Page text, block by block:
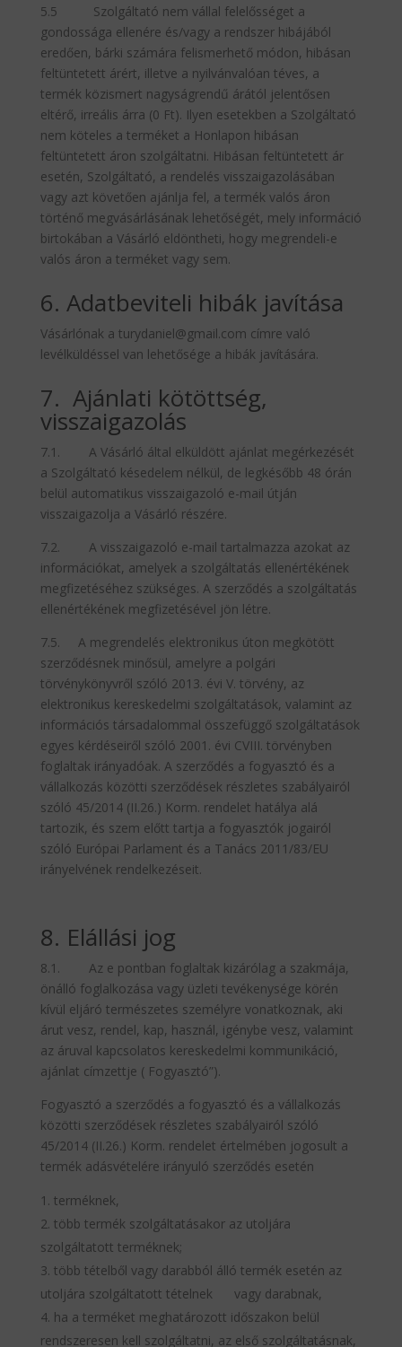
5.5 Szolgáltató nem vállal felelősséget a
gondossága ellenére és/vagy a rendszer hibájából
eredően, bárki számára felismerhető módon, hibásan
feltüntetett árért, illetve a nyilvánvalóan téves, a
termék közismert nagyságrendű árától jelentősen
eltérő, irreális árra (0 Ft). Ilyen esetekben a Szolgáltató
nem köteles a terméket a Honlapon hibásan
feltüntetett áron szolgáltatni. Hibásan feltüntetett ár
esetén, Szolgáltató, a rendelés visszaigazolásában
vagy azt követően ajánlja fel, a termék valós áron
történő megvásárlásának lehetőségét, mely információ
birtokában a Vásárló eldöntheti, hogy megrendeli-e
valós áron a terméket vagy sem.
6. Adatbeviteli hibák javítása
Vásárlónak a turydaniel@gmail.com címre való
levélküldéssel van lehetősége a hibák javítására.
7. Ajánlati kötöttség,
visszaigazolás
7.1. A Vásárló által elküldött ajánlat megérkezését
a Szolgáltató késedelem nélkül, de legkésőbb 48 órán
belül automatikus visszaigazoló e-mail útján
visszaigazolja a Vásárló részére.
7.2. A visszaigazoló e-mail tartalmazza azokat az
információkat, amelyek a szolgáltatás ellenértékének
megfizetéséhez szükséges. A szerződés a szolgáltatás
ellenértékének megfizetésével jön létre.
7.5. A megrendelés elektronikus úton megkötött
szerződésnek minősül, amelyre a polgári
törvénykönyvről szóló 2013. évi V. törvény, az
elektronikus kereskedelmi szolgáltatások, valamint az
információs társadalommal összefüggő szolgáltatások
egyes kérdéseiről szóló 2001. évi CVIII. törvényben
foglaltak irányadóak. A szerződés a fogyasztó és a
vállalkozás közötti szerződések részletes szabályairól
szóló 45/2014 (II.26.) Korm. rendelet hatálya alá
tartozik, és szem előtt tartja a fogyasztók jogairól
szóló Európai Parlament és a Tanács 2011/83/EU
irányelvének rendelkezéseit.
8. Elállási jog
8.1. Az e pontban foglaltak kizárólag a szakmája,
önálló foglalkozása vagy üzleti tevékenysége körén
kívül eljáró természetes személyre vonatkoznak, aki
árut vesz, rendel, kap, használ, igénybe vesz, valamint
az áruval kapcsolatos kereskedelmi kommunikáció,
ajánlat címzettje ( Fogyasztó”).
Fogyasztó a szerződés a fogyasztó és a vállalkozás
közötti szerződések részletes szabályairól szóló
45/2014 (II.26.) Korm. rendelet értelmében jogosult a
termék adásvételére irányuló szerződés esetén
terméknek,
több termék szolgáltatásakor az utoljára
szolgáltatott terméknek;
több tételből vagy darabból álló termék esetén az
utoljára szolgáltatott tételnek vagy darabnak,
ha a terméket meghatározott időszakon belül
rendszeresen kell szolgáltatni, az első szolgáltatásnak,